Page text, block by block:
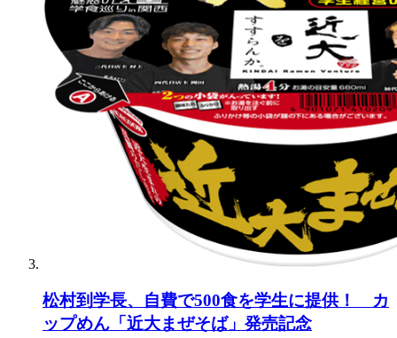
松村到学長、自費で500食を学生に提供！ カ
ップめん「近大まぜそば」発売記念